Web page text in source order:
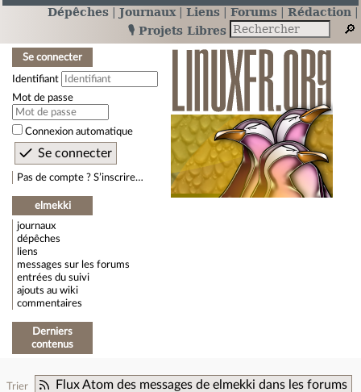
Dépêches Journaux Liens Forums
Rédaction
🎙️ Projets Libres
Se connecter
Identifiant
Mot de passe
Connexion automatique
Pas de compte ? S’inscrire…
elmekki
journaux
dépêches
liens
messages sur les forums
entrées du suivi
ajouts au wiki
commentaires
Derniers
contenus
Flux Atom des messages de elmekki dans les forums
Trier